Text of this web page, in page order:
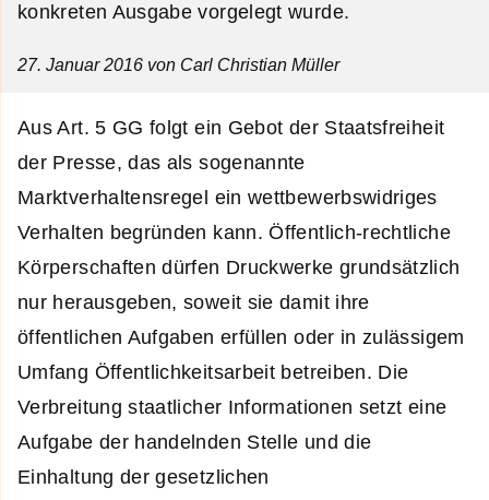
konkreten Ausgabe vorgelegt wurde.
27. Januar 2016 von Carl Christian Müller
Aus Art. 5 GG folgt ein Gebot der Staatsfreiheit
der Presse, das als sogenannte
Marktverhaltensregel ein wettbewerbswidriges
Verhalten begründen kann. Öffentlich-rechtliche
Körperschaften dürfen Druckwerke grundsätzlich
nur herausgeben, soweit sie damit ihre
öffentlichen Aufgaben erfüllen oder in zulässigem
Umfang Öffentlichkeitsarbeit betreiben. Die
Verbreitung staatlicher Informationen setzt eine
Aufgabe der handelnden Stelle und die
Einhaltung der gesetzlichen